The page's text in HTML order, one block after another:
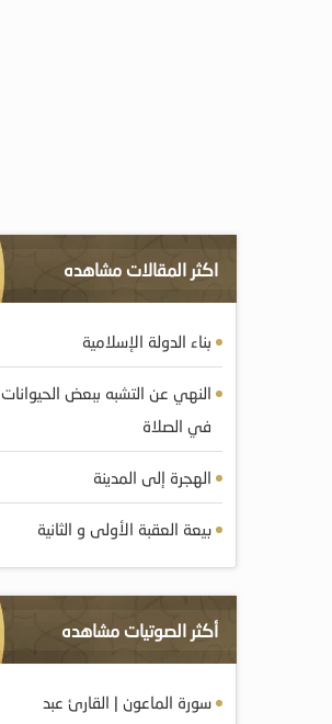
اكثر المقالات مشاهده
بناء الدولة الإسلامية
النهي عن التشبه ببعض الحيوانات
في الصلاة
الهجرة إلى المدينة
بيعة العقبة الأولى و الثانية
أكثر الصوتيات مشاهده
سورة الماعون | القارئ عبد